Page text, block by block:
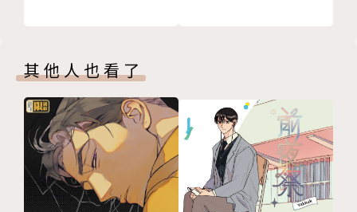
其他人也看了